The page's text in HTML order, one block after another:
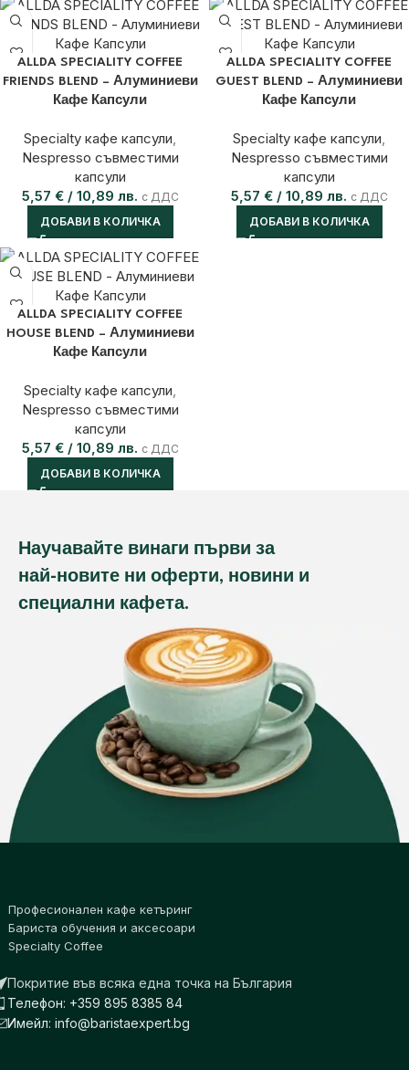
ALLDA SPECIALITY COFFEE
FRIENDS BLEND – Алуминиеви
Кафе Капсули
Specialty кафе капсули,
Nespresso съвместими
капсули
5,57 €/ 10,89 лв. с ДДС
ДОБАВИ В КОЛИЧКА
ALLDA SPECIALITY COFFEE
GUEST BLEND – Алуминиеви
Кафе Капсули
Specialty кафе капсули,
Nespresso съвместими
капсули
5,57 €/ 10,89 лв. с ДДС
ДОБАВИ В КОЛИЧКА
ALLDA SPECIALITY COFFEE
HOUSE BLEND – Алуминиеви
Кафе Капсули
Specialty кафе капсули,
Nespresso съвместими
капсули
5,57 €/ 10,89 лв. с ДДС
ДОБАВИ В КОЛИЧКА
Научавайте винаги първи за
най-новите ни оферти, новини и
специални кафета.
Професионален кафе кетъринг
Бариста обучения и аксесоари
Specialty Coffee
Покритие във всяка една точка на България
Телефон: +359 895 8385 84
Имейл: info@baristaexpert.bg